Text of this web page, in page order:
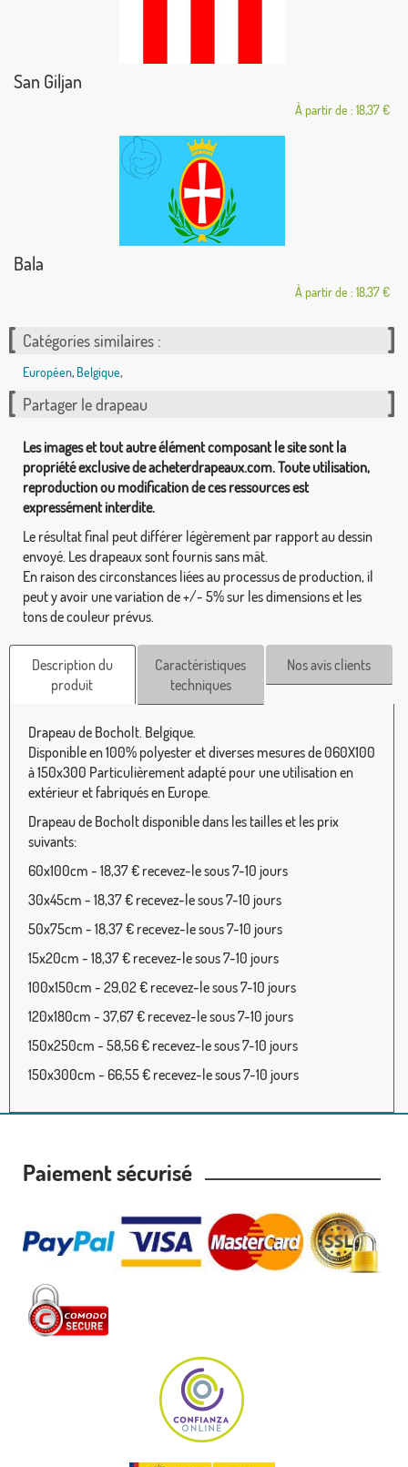
San Giljan
À partir de : 18,37 €
Bala
À partir de : 18,37 €
Catégories similaires :
Européen, Belgique,
Partager le drapeau
Les images et tout autre élément composant le site sont la
propriété exclusive de acheterdrapeaux.com. Toute utilisation,
reproduction ou modification de ces ressources est
expressément interdite.
Le résultat final peut différer légèrement par rapport au dessin
envoyé. Les drapeaux sont fournis sans mât.
En raison des circonstances liées au processus de production, il
peut y avoir une variation de +/- 5% sur les dimensions et les
tons de couleur prévus.
Description du
produit
Caractéristiques
techniques
Nos avis clients
Drapeau de Bocholt. Belgique.
Disponible en 100% polyester et diverses mesures de 060X100
à 150x300 Particulièrement adapté pour une utilisation en
extérieur et fabriqués en Europe.
Drapeau de Bocholt disponible dans les tailles et les prix
suivants:
60x100cm - 18,37 € recevez-le sous 7-10 jours
30x45cm - 18,37 € recevez-le sous 7-10 jours
50x75cm - 18,37 € recevez-le sous 7-10 jours
15x20cm - 18,37 € recevez-le sous 7-10 jours
100x150cm - 29,02 € recevez-le sous 7-10 jours
120x180cm - 37,67 € recevez-le sous 7-10 jours
150x250cm - 58,56 € recevez-le sous 7-10 jours
150x300cm - 66,55 € recevez-le sous 7-10 jours
Paiement sécurisé